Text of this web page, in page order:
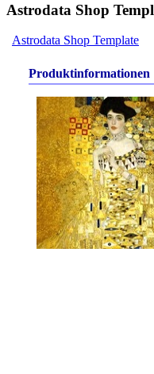
Astrodata Shop
Astrodata Shop Template
Produktinformationen